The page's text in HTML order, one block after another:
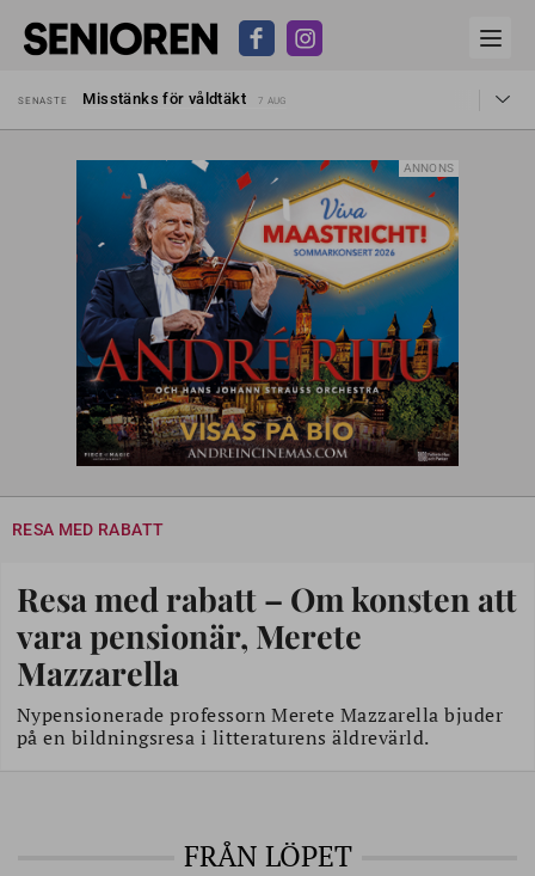
SENASTE
Misstänks för våldtäkt
7 AUG
Dom öppnar för rätt till garantipension
30 JUL
Snart kan telefonförsäljning förbjudas i Sverige
29 JUL
Hyror rusar ifrån äldres bostadstillägg
28 JUL
Liten höjning av garantipensionen
27 JUL
Misstänks för våldtäkt 7 AUG
ANNONS
RESA MED RABATT
Resa med rabatt – Om konsten att
vara pensionär, Merete
Mazzarella
Nypensionerade professorn Merete Mazzarella bjuder
på en bildningsresa i litteraturens äldrevärld.
FRÅN LÖPET